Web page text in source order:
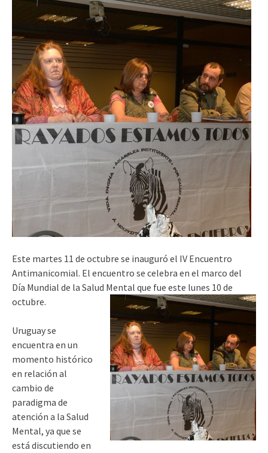
Este martes 11 de octubre se inauguró el IV Encuentro
Antimanicomial. El encuentro se celebra en el marco del
Día Mundial de la Salud Mental que fue este lunes 10 de
octubre.
Uruguay se
encuentra en un
momento histórico
en relación al
cambio de
paradigma de
atención a la Salud
Mental, ya que se
está discutiendo en